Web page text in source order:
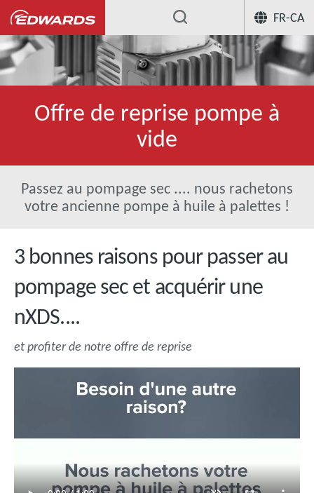
FR-CA
Offre de reprise pompe à
vide
Passez au pompage sec .... nous rachetons
votre ancienne pompe à huile à palettes !
3 bonnes raisons pour passer au
pompage sec et acquérir une
nXDS....
et profiter de notre offre de reprise